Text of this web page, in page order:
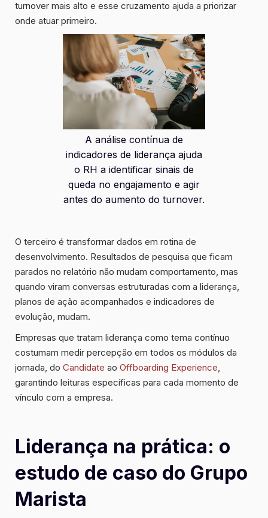
turnover mais alto e esse cruzamento ajuda a priorizar
onde atuar primeiro.
A análise contínua de
indicadores de liderança ajuda
o RH a identificar sinais de
queda no engajamento e agir
antes do aumento do turnover.
O terceiro é transformar dados em rotina de
desenvolvimento. Resultados de pesquisa que ficam
parados no relatório não mudam comportamento, mas
quando viram conversas estruturadas com a liderança,
planos de ação acompanhados e indicadores de
evolução, mudam.
Empresas que tratam liderança como tema contínuo
costumam medir percepção em todos os módulos da
jornada, do Candidate ao Offboarding Experience,
garantindo leituras específicas para cada momento de
vínculo com a empresa.
Liderança na prática: o
estudo de caso do Grupo
Marista